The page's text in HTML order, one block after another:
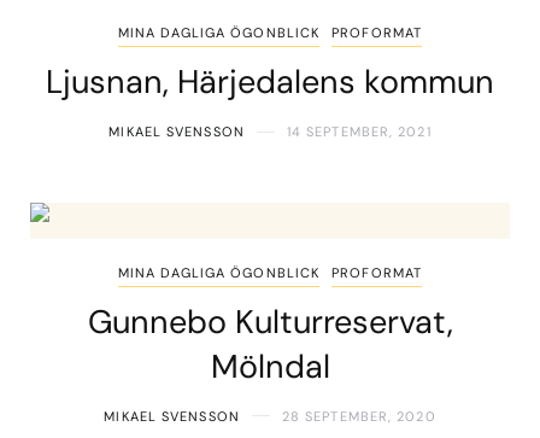
MINA DAGLIGA ÖGONBLICK PROFORMAT
Ljusnan, Härjedalens kommun
MIKAEL SVENSSON 14 SEPTEMBER, 2021
MINA DAGLIGA ÖGONBLICK PROFORMAT
Gunnebo Kulturreservat,
Mölndal
MIKAEL SVENSSON 28 SEPTEMBER, 2020